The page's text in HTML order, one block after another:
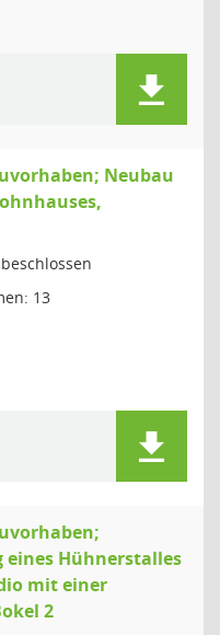
Neubau
13
Hühnerstalles
mit einer
2